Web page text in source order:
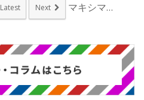
Latest Next マキシマム ザ ホル...